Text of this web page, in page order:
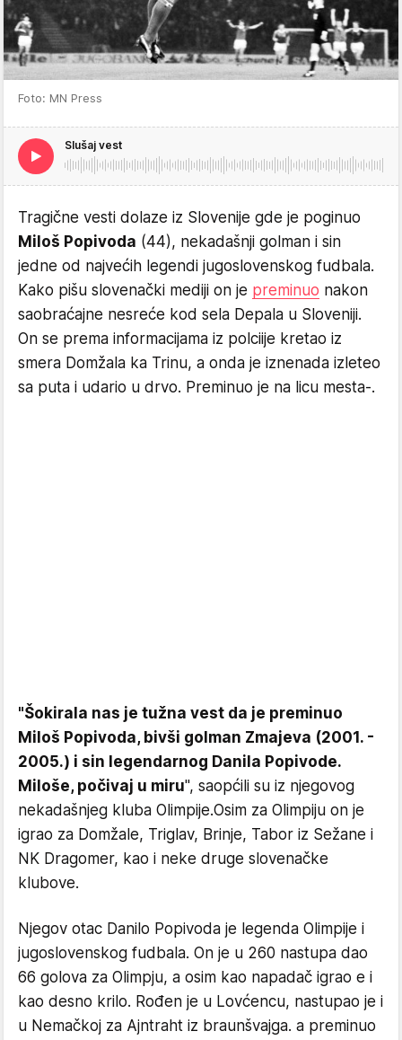
Foto: MN Press
Slušaj vest
Tragične vesti dolaze iz Slovenije gde je poginuo
Miloš Popivoda (44), nekadašnji golman i sin
jedne od najvećih legendi jugoslovenskog fudbala.
Kako pišu slovenački mediji on je preminuo nakon
saobraćajne nesreće kod sela Depala u Sloveniji.
On se prema informacijama iz polciije kretao iz
smera Domžala ka Trinu, a onda je iznenada izleteo
sa puta i udario u drvo. Preminuo je na licu mesta-.
"Šokirala nas je tužna vest da je preminuo
Miloš Popivoda, bivši golman Zmajeva (2001. -
2005.) i sin legendarnog Danila Popivode.
Miloše, počivaj u miru", saopćili su iz njegovog
nekadašnjeg kluba Olimpije.Osim za Olimpiju on je
igrao za Domžale, Triglav, Brinje, Tabor iz Sežane i
NK Dragomer, kao i neke druge slovenačke
klubove.
Njegov otac Danilo Popivoda je legenda Olimpije i
jugoslovenskog fudbala. On je u 260 nastupa dao
66 golova za Olimpju, a osim kao napadač igrao e i
kao desno krilo. Rođen je u Lovćencu, nastupao je i
u Nemačkoj za Ajntraht iz braunšvajga. a preminuo